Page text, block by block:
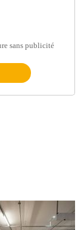
sans publicité